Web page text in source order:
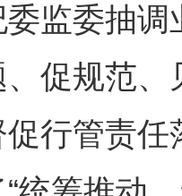
委抽调
促规范、
行管责